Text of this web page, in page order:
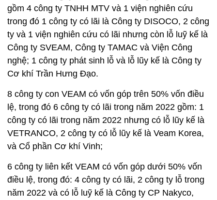
gồm 4 công ty TNHH MTV và 1 viện nghiên cứu
trong đó 1 công ty có lãi là Công ty DISOCO, 2 công
ty và 1 viện nghiên cứu có lãi nhưng còn lỗ luỹ kế là
Công ty SVEAM, Công ty TAMAC và Viện Công
nghệ; 1 công ty phát sinh lỗ và lỗ lũy kế là Công ty
Cơ khí Trần Hưng Đạo.
8 công ty con VEAM có vốn góp trên 50% vốn điều
lệ, trong đó 6 công ty có lãi trong năm 2022 gồm: 1
công ty có lãi trong năm 2022 nhưng có lỗ lũy kế là
VETRANCO, 2 công ty có lỗ lũy kế là Veam Korea,
và Cổ phần Cơ khí Vinh;
6 công ty liên kết VEAM có vốn góp dưới 50% vốn
điều lệ, trong đó: 4 công ty có lãi, 2 công ty lỗ trong
năm 2022 và có lỗ luỹ kế là Công ty CP Nakyco,